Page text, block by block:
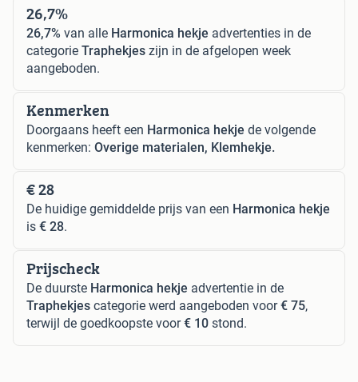
26,7%
26,7% van alle Harmonica hekje advertenties in de
categorie Traphekjes zijn in de afgelopen week
aangeboden.
Kenmerken
Doorgaans heeft een Harmonica hekje de volgende
kenmerken: Overige materialen, Klemhekje.
€ 28
De huidige gemiddelde prijs van een Harmonica hekje
is € 28.
Prijscheck
De duurste Harmonica hekje advertentie in de
Traphekjes categorie werd aangeboden voor€ 75,
terwijl de goedkoopste voor€ 10 stond.